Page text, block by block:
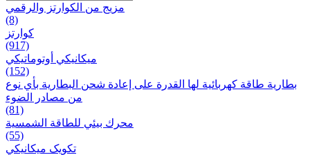
مزيج من الكوارتز والرقمي
(8)
كوارتز
(917)
ميكانيكي أوتوماتيكي
(152)
بطارية طاقة كهربائية لها القدرة على إعادة شحن البطارية بأي نوع
من مصادر الضوء
(81)
محرك بيئي للطاقة الشمسية
(55)
تکویک ميكانيكي